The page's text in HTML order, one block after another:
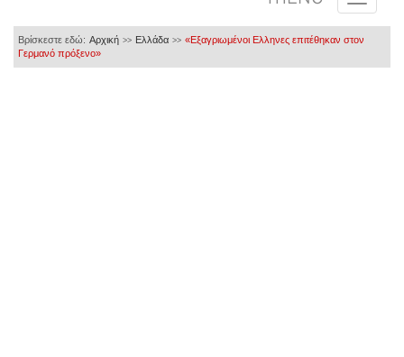
Βρίσκεστε εδώ: Αρχική >> Ελλάδα >> «Εξαγριωμένοι Ελληνες επιτέθηκαν στον
Γερμανό πρόξενο»